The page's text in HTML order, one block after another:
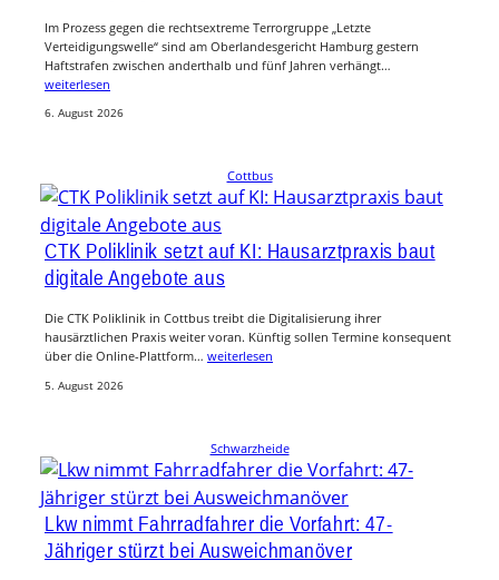
Im Prozess gegen die rechtsextreme Terrorgruppe „Letzte
Verteidigungswelle“ sind am Oberlandesgericht Hamburg gestern
Haftstrafen zwischen anderthalb und fünf Jahren verhängt…
weiterlesen
6. August 2026
Cottbus
CTK Poliklinik setzt auf KI: Hausarztpraxis baut
digitale Angebote aus
Die CTK Poliklinik in Cottbus treibt die Digitalisierung ihrer
hausärztlichen Praxis weiter voran. Künftig sollen Termine konsequent
über die Online-Plattform… weiterlesen
5. August 2026
Schwarzheide
Lkw nimmt Fahrradfahrer die Vorfahrt: 47-
Jähriger stürzt bei Ausweichmanöver